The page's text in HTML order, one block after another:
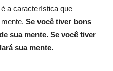
a característica que
Se você tiver bons
sua mente. Se você tiver
sua mente.